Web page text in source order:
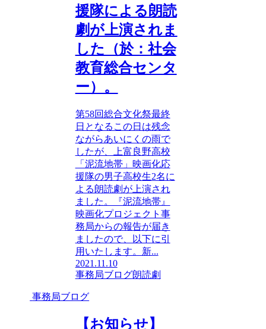
援隊による朗読
劇が上演されま
した（於：社会
教育総合センタ
ー）。
第58回総合文化祭最終
日となるこの日は残念
ながらあいにくの雨で
したが、上富良野高校
「泥流地帯」映画化応
援隊の男子高校生2名に
よる朗読劇が上演され
ました。『泥流地帯』
映画化プロジェクト事
務局からの報告が届き
ましたので、以下に引
用いたします。新...
2021.11.10
事務局ブログ朗読劇
事務局ブログ
【お知らせ】